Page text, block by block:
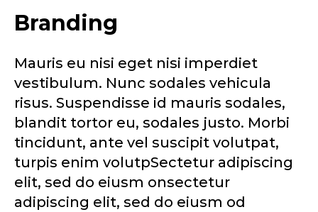
Branding
Mauris eu nisi eget nisi imperdiet
vestibulum. Nunc sodales vehicula
risus. Suspendisse id mauris sodales,
blandit tortor eu, sodales justo. Morbi
tincidunt, ante vel suscipit volutpat,
turpis enim volutpSectetur adipiscing
elit, sed do eiusm onsectetur
adipiscing elit, sed do eiusm od